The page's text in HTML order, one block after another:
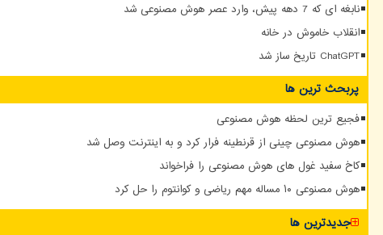
نابغه ای که 7 دهه پیش، وارد عصر هوش مصنوعی شد
انقلاب خاموش در خانه
ChatGPT تاریخ ساز شد
پربحث ترین ها
فجیع ترین لحظه هوش مصنوعی
هوش مصنوعی چینی از قرنطینه فرار کرد و به اینترنت وصل شد
کاخ سفید غول های هوش مصنوعی را فراخواند
هوش مصنوعی ۱۰ مساله مهم ریاضی و کوانتوم را حل کرد
جدیدترین ها